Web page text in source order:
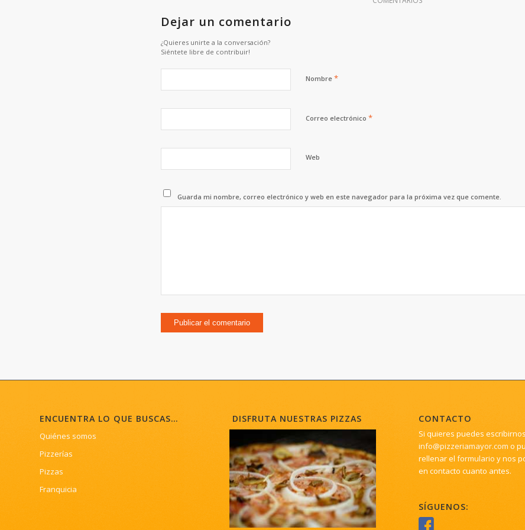
Dejar un comentario
¿Quieres unirte a la conversación?
Siéntete libre de contribuir!
Nombre *
Correo electrónico *
Web
Guarda mi nombre, correo electrónico y web en este navegador para la próxima vez que comente.
ENCUENTRA LO QUE BUSCAS…
Quiénes somos
Pizzerías
Pizzas
Franquicia
DISFRUTA NUESTRAS PIZZAS CONTACTO
Si quieres puedes
info@pizzeriamayor.com o
rellenar elformulario y nos
en contacto cuanto antes.
SÍGUENOS: